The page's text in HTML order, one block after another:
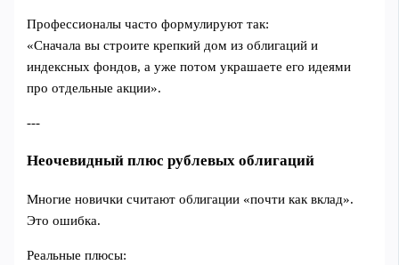
Профессионалы часто формулируют так:
«Сначала вы строите крепкий дом из облигаций и
индексных фондов, а уже потом украшаете его идеями
про отдельные акции».
---
Неочевидный плюс рублевых облигаций
Многие новички считают облигации «почти как вклад».
Это ошибка.
Реальные плюсы: